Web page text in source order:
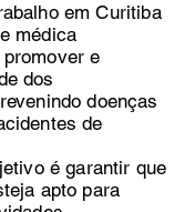
em Curitiba
médica
e
dos
doenças
de
é garantir que
apto para